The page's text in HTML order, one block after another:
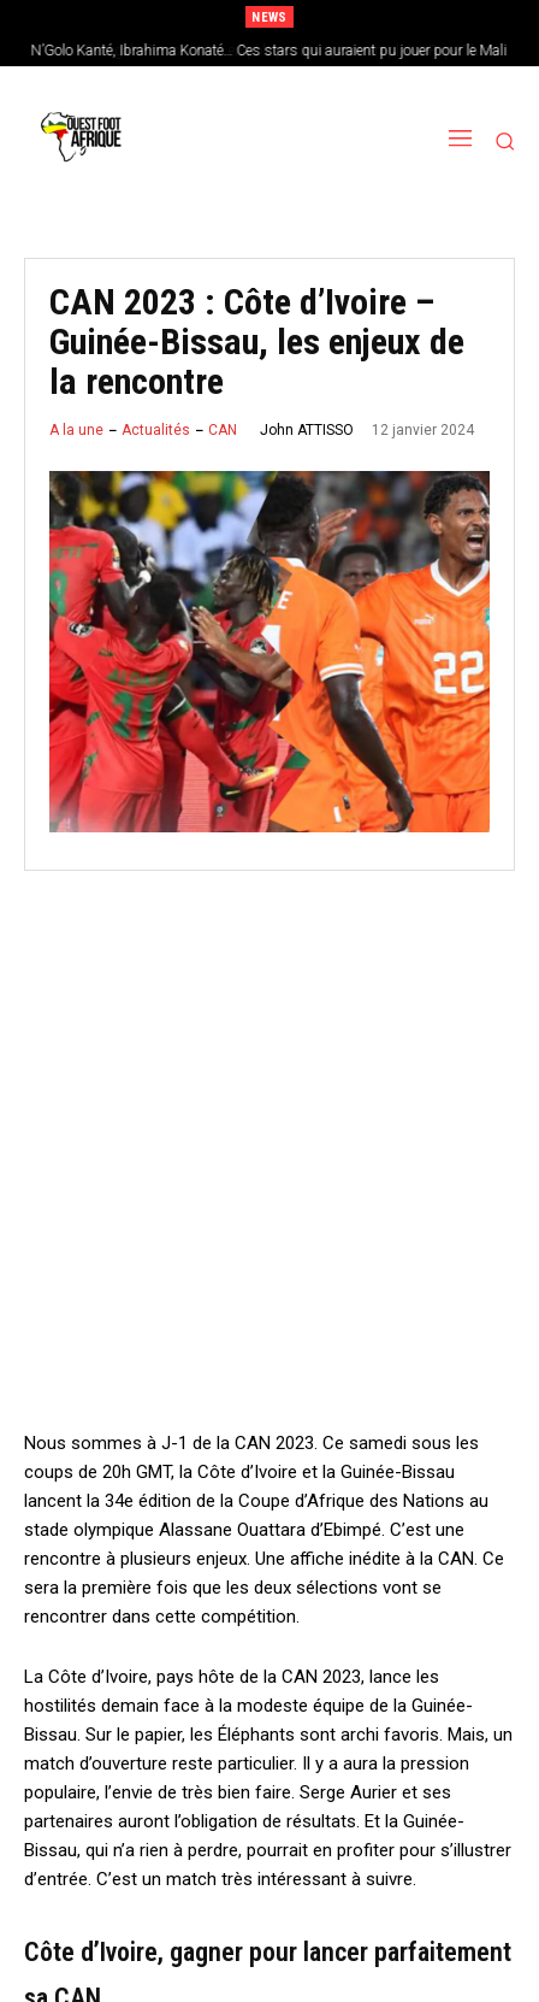
NEWS
N’Golo Kanté, Ibrahima Konaté… Ces stars qui auraient pu jouer pour le Mali
Sénégal : Patrick Vieira en pole position pour remplacer Pape Thiaw
CAN 2023 : Côte d’Ivoire –
Guinée-Bissau, les enjeux de
la rencontre
A la une Actualités CAN John ATTISSO 12 janvier 2024
Nous sommes à J-1 de la CAN 2023. Ce samedi sous les
coups de 20h GMT, la Côte d’Ivoire et la Guinée-Bissau
lancent la 34e édition de la Coupe d’Afrique des Nations au
stade olympique Alassane Ouattara d’Ebimpé. C’est une
rencontre à plusieurs enjeux. Une affiche inédite à la CAN. Ce
sera la première fois que les deux sélections vont se
rencontrer dans cette compétition.
La Côte d’Ivoire, pays hôte de la CAN 2023, lance les
hostilités demain face à la modeste équipe de la Guinée-
Bissau. Sur le papier, les Éléphants sont archi favoris. Mais, un
match d’ouverture reste particulier. Il y a aura la pression
populaire, l’envie de très bien faire. Serge Aurier et ses
partenaires auront l’obligation de résultats. Et la Guinée-
Bissau, qui n’a rien à perdre, pourrait en profiter pour s’illustrer
d’entrée. C’est un match très intéressant à suivre.
Côte d’Ivoire, gagner pour lancer parfaitement